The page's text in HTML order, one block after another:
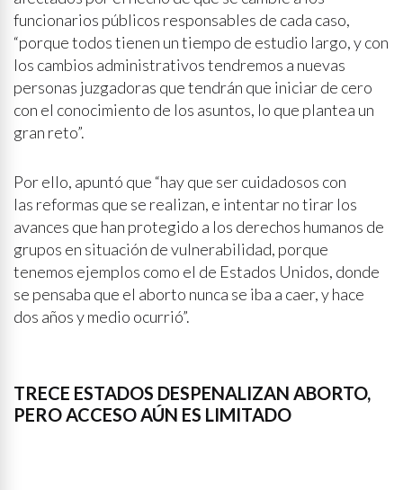
funcionarios públicos responsables de cada caso,
“porque todos tienen un tiempo de estudio largo, y con
los cambios administrativos tendremos a nuevas
personas juzgadoras que tendrán que iniciar de cero
con el conocimiento de los asuntos, lo que plantea un
gran reto”.
Por ello, apuntó que “hay que ser cuidadosos con
las reformas que se realizan, e intentar no tirar los
avances que han protegido a los derechos humanos de
grupos en situación de vulnerabilidad, porque
tenemos ejemplos como el de Estados Unidos, donde
se pensaba que el aborto nunca se iba a caer, y hace
dos años y medio ocurrió”.
TRECE ESTADOS DESPENALIZAN ABORTO,
PERO ACCESO AÚN ES LIMITADO